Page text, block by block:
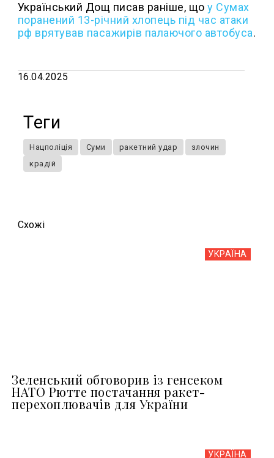
Український Дощ писав раніше, щоу Сумах
поранений 13-річний хлопець під час атаки
рф врятував пасажирів палаючого автобуса.
16.04.2025
Теги
Нацполіція Суми ракетний удар
злочин
крадій
Схожi
УКРАЇНА
Зеленський обговорив із генсеком
НАТО Рютте постачання ракет-
перехоплювачів для України
УКРАЇНА